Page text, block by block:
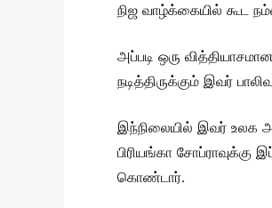
நிஜ வாழ்க்கையில் கூட
அப்படி ஒரு
நடித்திருக்கும் இவர்
இந்நிலையில் இவர் உலக
பிரியங்கா
கொண்டார்.